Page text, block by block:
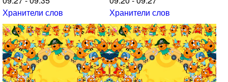
Хранители слов
Хранители слов